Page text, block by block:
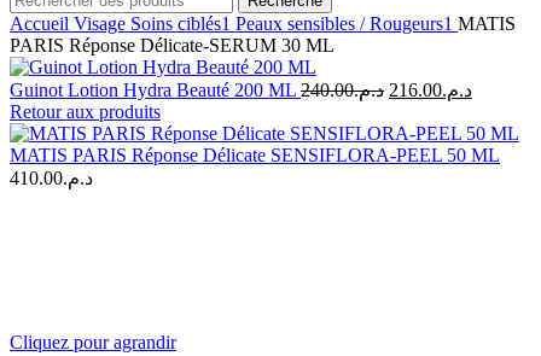
Accueil Visage Soins ciblés1 Peaux sensibles / Rougeurs1 MATIS
PARIS Réponse Délicate-SERUM 30 ML
Guinot Lotion Hydra Beauté 200 ML د.م.240.00
Le
initial
était :
د.م.216.00
Le
actuel
est :
Retour aux produits
MATIS PARIS Réponse Délicate SENSIFLORA-PEEL 50 ML
د.م.410.00
Cliquez pour agrandir